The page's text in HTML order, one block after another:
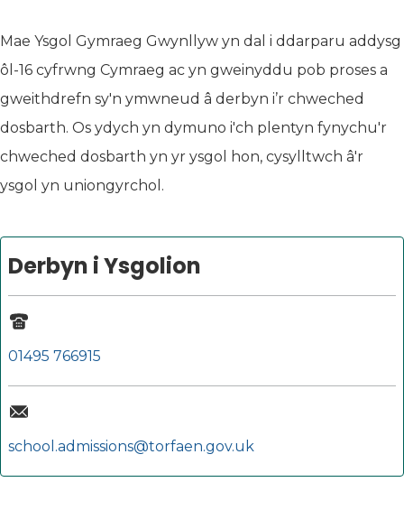
Mae Ysgol Gymraeg Gwynllyw yn dal i ddarparu addysg
ôl-16 cyfrwng Cymraeg ac yn gweinyddu pob proses a
gweithdrefn sy'n ymwneud â derbyn i’r chweched
dosbarth. Os ydych yn dymuno i'ch plentyn fynychu'r
chweched dosbarth yn yr ysgol hon, cysylltwch â'r
ysgol yn uniongyrchol.
Derbyn i Ysgolion
01495 766915
school.admissions@torfaen.gov.uk